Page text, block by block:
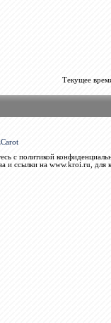
Текущее
с политикой
и ссылки на www.kroi.ru, для